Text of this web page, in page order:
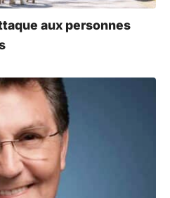
aux personnes